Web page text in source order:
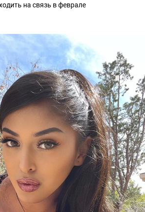
на связь в феврале